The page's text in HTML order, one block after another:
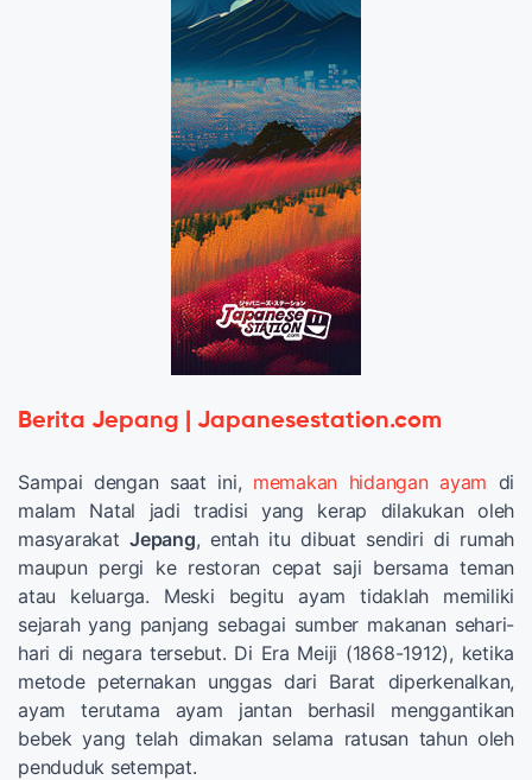
Berita Jepang | Japanesestation.com
Sampai dengan saat ini, memakan hidangan ayam di
malam Natal jadi tradisi yang kerap dilakukan oleh
masyarakatJepang, entah itu dibuat sendiri di rumah
maupun pergi ke restoran cepat saji bersama teman
atau keluarga. Meski begitu ayam tidaklah memiliki
sejarah yang panjang sebagai sumber makanan sehari-
hari di negara tersebut. Di Era Meiji (1868-1912), ketika
metode peternakan unggas dari Barat diperkenalkan,
ayam terutama ayam jantan berhasil menggantikan
bebek yang telah dimakan selama ratusan tahun oleh
penduduk setempat.